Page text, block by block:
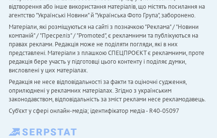
відтворення або інше використання матеріалів, що містять посилання на
агентство "Українськi Новини" й "Українська Фото Група", заборонено.
Матеріали, які розміщуються на сайті з позначкою "Реклама" / "Новини
компаній" / "Пресреліз" / "Promoted", є рекламними та публікуються на
правах реклами. Редакція може не поділяти погляди, які в них
представлені. Матеріали з плашкою СПЕЦПРОЄКТ є рекламними, проте
редакція бере участь у підготовці цього контенту і поділяє думки,
висловлені у цих матеріалах.
Редакція не несе відповідальності за факти та оціночні судження,
оприлюднені у рекламних матеріалах. Згідно з українським
законодавством, відповідальність за зміст реклами несе рекламодавець.
Cуб'єкт у сфері онлайн-медіа; ідентифікатор медіа - R40-05097